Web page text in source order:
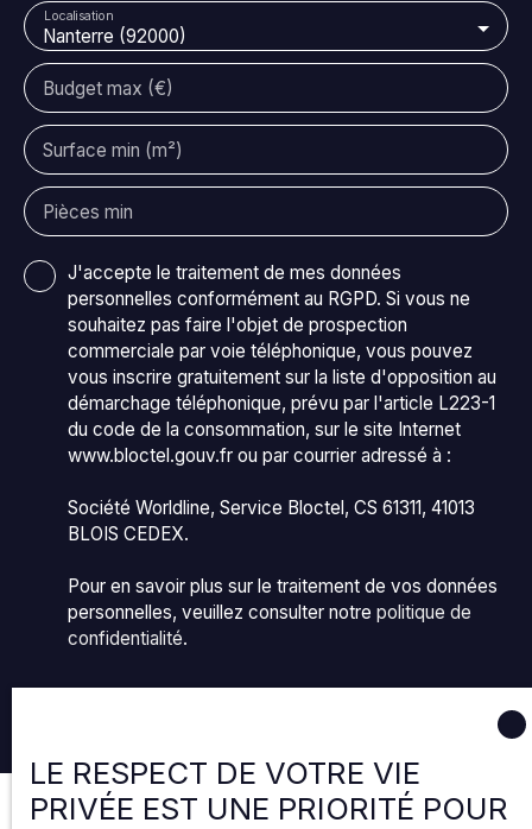
énergétique, gage de confort durable et de maîtrise
des consommations. Pensé avec exigence,
l’agencement intérieur distingue parfaitement les
espaces de vie et de nuit. Le niveau inférieur
accueille trois chambres spacieuses, dont une suite
avec dressing, toutes prolongées par des balcons,
ainsi qu’une salle de bains, une salle d’eau et des
toilettes indépendantes. À l’étage supérieur,
entièrement dédié à la réception, se déploient un
des toilettes, une buanderie ainsi que l’accès direct à
la terrasse. Parfaitement desservi, le bien bénéficie
d’un accès immédiat à l’ensemble des transports du
pôle de La Défense : Métro ligne 1, RER A, Tramway
T2, Transilien L et U Bus lignes 73, 159, 160, 161, 174,
176, 178, 258 et 259 Un box fermé et sécurisé en
sous-sol vient compléter ce bien.
Nanterre (92000)
Localisation
Budget max (€)
Surface min (m²)
Pièces min
J'accepte le traitement de mes données
personnelles conformément au RGPD. Si vous ne
souhaitez pas faire l'objet de prospection
commerciale par voie téléphonique, vous pouvez
vous inscrire gratuitement sur la liste d'opposition au
démarchage téléphonique, prévu par l'article L223-1
du code de la consommation, sur le site Internet
www.bloctel.gouv.fr ou par courrier adressé à :
Société Worldline, Service Bloctel, CS 61311, 41013
BLOIS CEDEX.
Pour en savoir plus sur le traitement de vos données
personnelles, veuillez consulter notre politique de
confidentialité.
LE RESPECT DE VOTRE VIE
PRIVÉE EST UNE PRIORITÉ POUR